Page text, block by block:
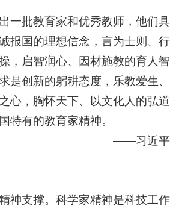
一批教育家和优秀教师，他们具
报国的理想信念，言为士则、行
，启智润心、因材施教的育人智
是创新的躬耕态度，乐教爱生、
心，胸怀天下、以文化人的弘道
特有的教育家精神。
——习近平
神支撑。科学家精神是科技工作